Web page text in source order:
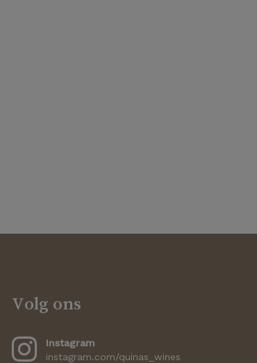
Volg ons
Instagram
instagram.com/quinas_wines